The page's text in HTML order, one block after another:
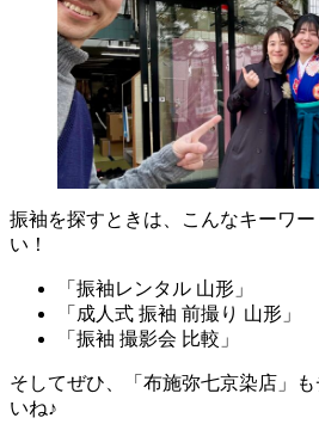
振袖を探すときは、こんなキーワ
い！
「振袖レンタル 山形」
「成人式 振袖 前撮り 山形」
「振袖 撮影会 比較」
そしてぜひ、「布施弥七京染店」
いね♪